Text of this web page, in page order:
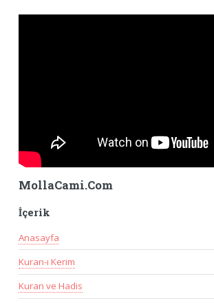
MollaCami.Com
İçerik
Anasayfa
Kuran-ı Kerim
Kuran ve Hadis